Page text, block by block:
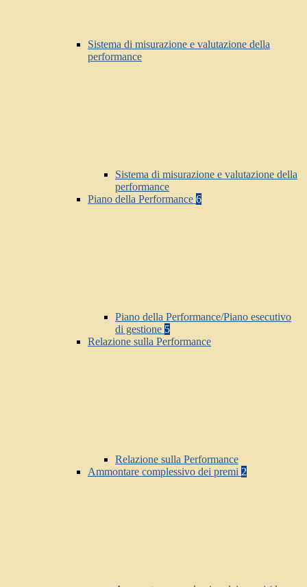
Sistema di misurazione e valutazione della
performance
Sistema di misurazione e valutazione della
performance
Piano della Performance 6
Piano della Performance/Piano esecutivo
di gestione 5
Relazione sulla Performance
Relazione sulla Performance
Ammontare complessivo dei premi 2